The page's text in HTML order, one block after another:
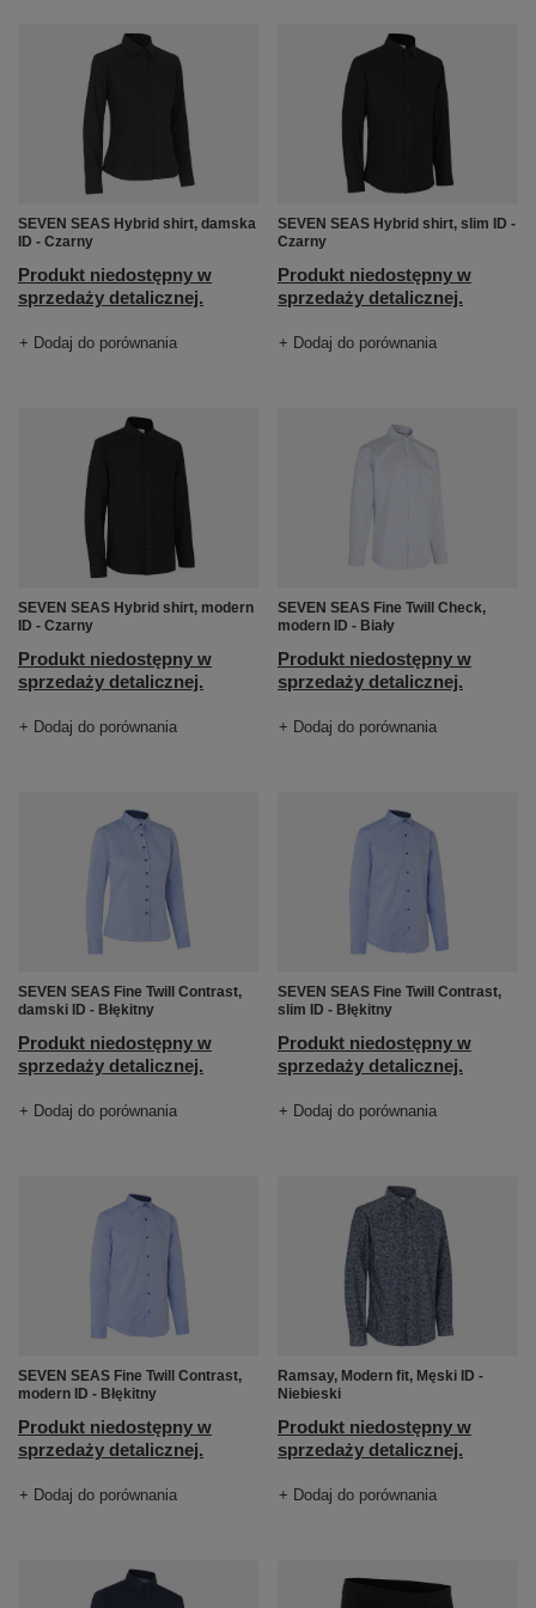
SEVEN SEAS Hybrid shirt, damska
ID - Czarny
Produkt niedostępny w
sprzedaży detalicznej.
+ Dodaj do porównania
SEVEN SEAS Hybrid shirt, slim ID -
Czarny
Produkt niedostępny w
sprzedaży detalicznej.
+ Dodaj do porównania
SEVEN SEAS Hybrid shirt, modern
ID - Czarny
Produkt niedostępny w
sprzedaży detalicznej.
+ Dodaj do porównania
SEVEN SEAS Fine Twill Check,
modern ID - Biały
Produkt niedostępny w
sprzedaży detalicznej.
+ Dodaj do porównania
SEVEN SEAS Fine Twill Contrast,
damski ID - Błękitny
Produkt niedostępny w
sprzedaży detalicznej.
+ Dodaj do porównania
SEVEN SEAS Fine Twill Contrast,
slim ID - Błękitny
Produkt niedostępny w
sprzedaży detalicznej.
+ Dodaj do porównania
SEVEN SEAS Fine Twill Contrast,
modern ID - Błękitny
Produkt niedostępny w
sprzedaży detalicznej.
+ Dodaj do porównania
Ramsay, Modern fit, Męski ID -
Niebieski
Produkt niedostępny w
sprzedaży detalicznej.
+ Dodaj do porównania